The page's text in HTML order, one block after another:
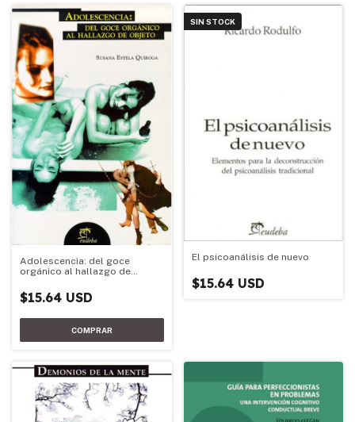
Adolescencia: del goce
orgánico al hallazgo de
$15.64 USD
SIN STOCK
El psicoanálisis de nuevo
$15.64 USD